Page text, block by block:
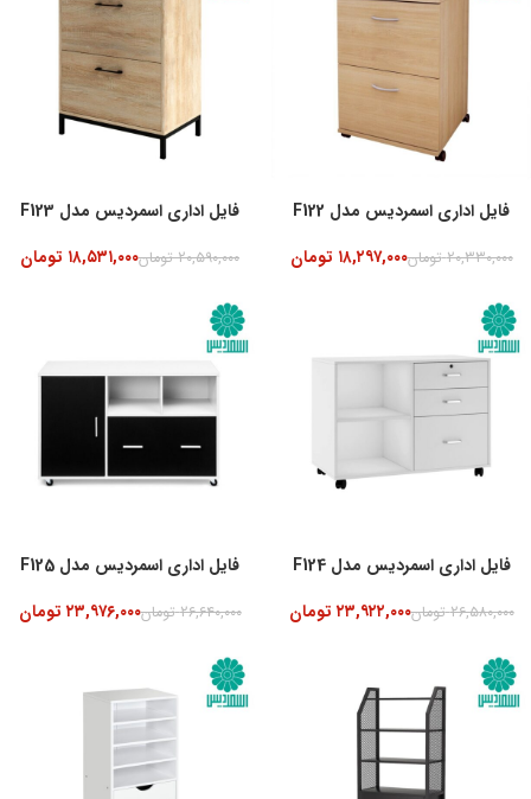
فایل اداری اسمردیس مدل F122
۲۰,۳۳۰,۰۰۰ تومان۱۸,۲۹۷,۰۰۰ تومان
فایل اداری اسمردیس مدل F123
۲۰,۵۹۰,۰۰۰ تومان۱۸,۵۳۱,۰۰۰ تومان
-10%
فایل اداری اسمردیس مدل F124
۲۶,۵۸۰,۰۰۰ تومان۲۳,۹۲۲,۰۰۰ تومان
فایل اداری اسمردیس مدل F125
۲۶,۶۴۰,۰۰۰ تومان۲۳,۹۷۶,۰۰۰ تومان
-10%